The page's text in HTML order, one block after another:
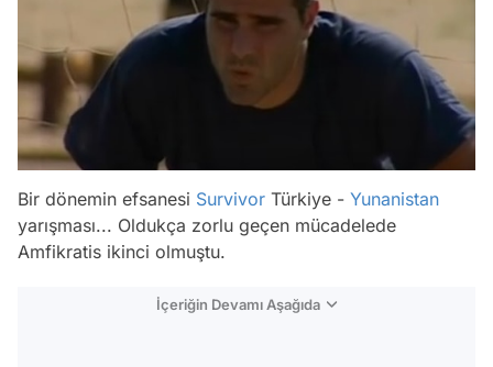
Bir dönemin efsanesi Survivor Türkiye - Yunanistan
yarışması... Oldukça zorlu geçen mücadelede
Amfikratis ikinci olmuştu.
İçeriğin Devamı Aşağıda